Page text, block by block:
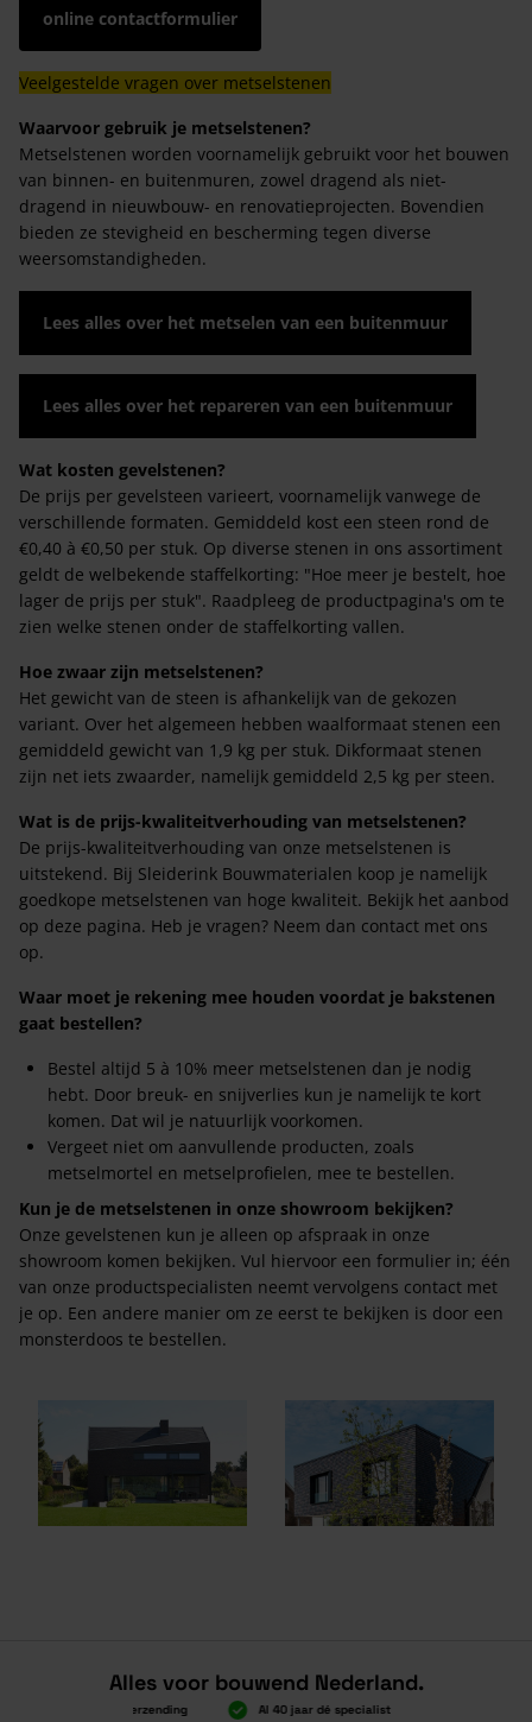
online contactformulier
Veelgestelde vragen over metselstenen
Waarvoor gebruik je metselstenen?
Metselstenen worden voornamelijk gebruikt voor het bouwen
van binnen- en buitenmuren, zowel dragend als niet-
dragend in nieuwbouw- en renovatieprojecten. Bovendien
bieden ze stevigheid en bescherming tegen diverse
weersomstandigheden.
Lees alles over het metselen van een buitenmuur
Lees alles over het repareren van een buitenmuur
Wat kosten gevelstenen?
De prijs per gevelsteen varieert, voornamelijk vanwege de
verschillende formaten. Gemiddeld kost een steen rond de
€0,40 à €0,50 per stuk. Op diverse stenen in ons assortiment
geldt de welbekende staffelkorting: "Hoe meer je bestelt, hoe
lager de prijs per stuk". Raadpleeg de productpagina's om te
zien welke stenen onder de staffelkorting vallen.
Hoe zwaar zijn metselstenen?
Het gewicht van de steen is afhankelijk van de gekozen
variant. Over het algemeen hebben waalformaat stenen een
gemiddeld gewicht van 1,9 kg per stuk. Dikformaat stenen
zijn net iets zwaarder, namelijk gemiddeld 2,5 kg per steen.
Wat is de prijs-kwaliteitverhouding van metselstenen?
De prijs-kwaliteitverhouding van onze metselstenen is
uitstekend. Bij Sleiderink Bouwmaterialen koop je namelijk
goedkope metselstenen van hoge kwaliteit. Bekijk het aanbod
op deze pagina. Heb je vragen? Neem dan contact met ons
op.
Waar moet je rekening mee houden voordat je bakstenen
gaat bestellen?
Bestel altijd 5 à 10% meer metselstenen dan je nodig
hebt. Door breuk- en snijverlies kun je namelijk te kort
komen. Dat wil je natuurlijk voorkomen.
Vergeet niet om aanvullende producten, zoals
metselmortel en metselprofielen, mee te bestellen.
Kun je de metselstenen in onze showroom bekijken?
Onze gevelstenen kun je alleen op afspraak in onze
showroom komen bekijken. Vul hiervoor een formulier in; één
van onze productspecialisten neemt vervolgens contact met
je op. Een andere manier om ze eerst te bekijken is door een
monsterdoos te bestellen.
Alles voor bouwend Nederland.
2.000 gratis verzending Al 40 jaar dé specialist